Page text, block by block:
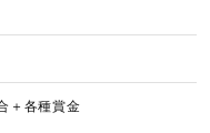
＋各種賞金